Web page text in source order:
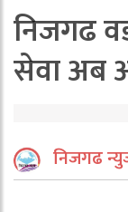
निजगढ
सेवा अब
निजगढ